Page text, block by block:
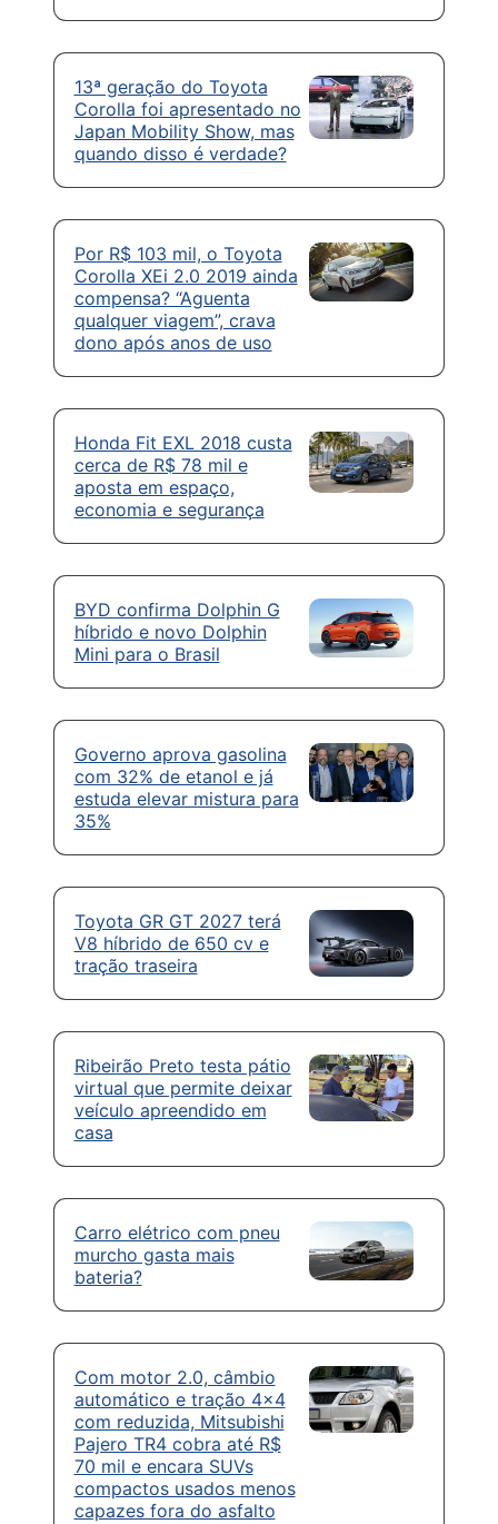
13ª geração do Toyota
Corolla foi apresentado no
Japan Mobility Show, mas
quando disso é verdade?
Por R$ 103 mil, o Toyota
Corolla XEi 2.0 2019 ainda
compensa? “Aguenta
qualquer viagem”, crava
dono após anos de uso
Honda Fit EXL 2018 custa
cerca de R$ 78 mil e
aposta em espaço,
economia e segurança
BYD confirma Dolphin G
híbrido e novo Dolphin
Mini para o Brasil
Governo aprova gasolina
com 32% de etanol e já
estuda elevar mistura para
35%
Toyota GR GT 2027 terá
V8 híbrido de 650 cv e
tração traseira
Ribeirão Preto testa pátio
virtual que permite deixar
veículo apreendido em
casa
Carro elétrico com pneu
murcho gasta mais
bateria?
Com motor 2.0, câmbio
automático e tração 4×4
com reduzida, Mitsubishi
Pajero TR4 cobra até R$
70 mil e encara SUVs
compactos usados menos
capazes fora do asfalto